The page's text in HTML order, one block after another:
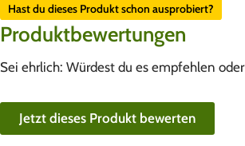
Hast du dieses Produkt schon ausprobiert?
Produktbewertungen
Sei ehrlich: Würdest du es empfehlen
Jetzt dieses Produkt bewerten